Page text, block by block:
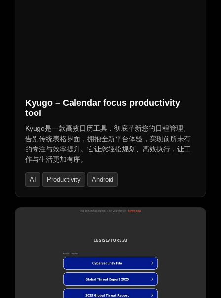
Kyugo – Calendar focus productivity
tool
Kyugo是一款高效日历工具，彻底革新您的日程管理。
告别传统表格界面，拥抱全新平台体验，实现前所未有
的专注与效率提升。它让您轻松规划、高效执行，让工
作与生活更加有序。
AI Productivity Android